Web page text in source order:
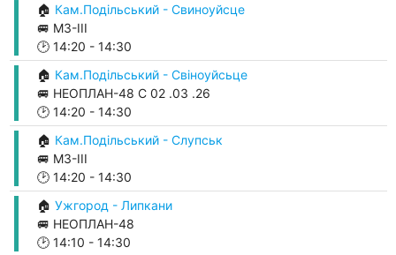
🏠 Кам.Подільський - Свиноуйсце
🚐 М3-ІІІ
🕑 14:20 - 14:30
🏠 Кам.Подільський - Свіноуйсьце
🚐 НЕОПЛАН-48 С 02 .03 .26
🕑 14:20 - 14:30
🏠 Кам.Подільський - Слупськ
🚐 М3-ІІІ
🕑 14:20 - 14:30
🏠 Ужгород - Липкани
🚐 НЕОПЛАН-48
🕑 14:10 - 14:30